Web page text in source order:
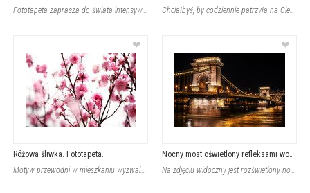
Fototapeta zaprasza do świata intensywnych barw i wyrazistych kontrastów, gdzie
Chciałbyś, by codziennie patrzyła na Ciebie niezliczona ilość par oczu? Fototape
❤
Różowa śliwka. Fototapeta.
Motyw przewodni w mieszkaniu wyzwala wiele energii. To od niego zależy, jaką nut
❤
Na zdjęciu widoczny jest rozświetlony nocą most wiszący, którego solidne wieże i